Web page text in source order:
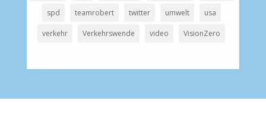
spd teamrobert twitter umwelt usa
verkehr Verkehrswende video VisionZero